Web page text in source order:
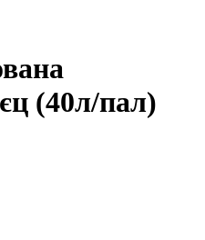
(40л/пал)